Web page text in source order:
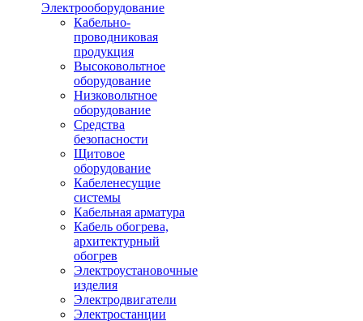
Электрооборудование
Кабельно-
проводниковая
продукция
Высоковольтное
оборудование
Низковольтное
оборудование
Средства
безопасности
Щитовое
оборудование
Кабеленесущие
системы
Кабельная арматура
Кабель обогрева,
архитектурный
обогрев
Электроустановочные
изделия
Электродвигатели
Электростанции